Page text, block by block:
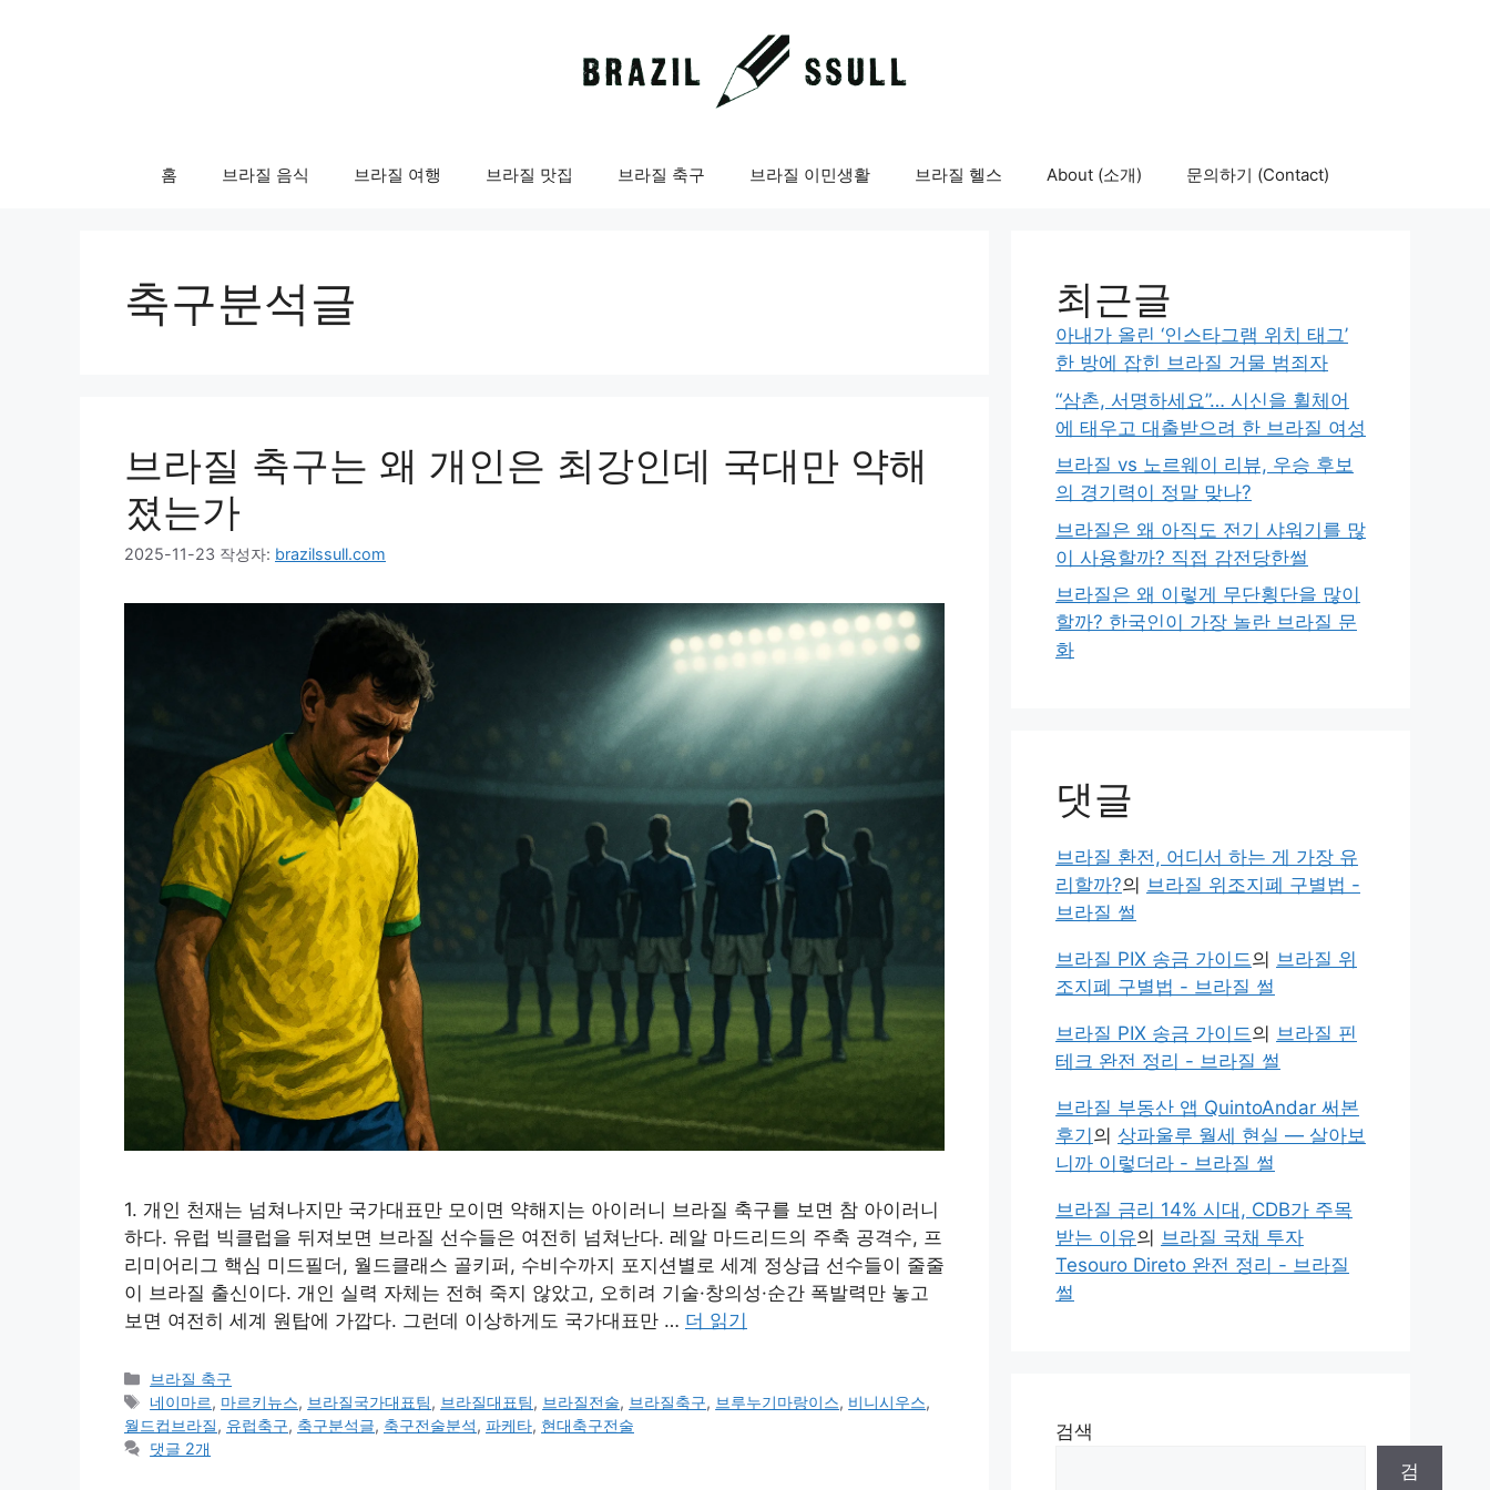
홈 브라질 음식 브라질 여행 브라질 맛집 브라질 축구 브라질 이민생활 브라질 헬스 About (소개) 문의하기 (Contact)
축구분석글
브라질 축구는 왜 개인은 최강인데 국대만 약해
졌는가
2025-11-23 작성자: brazilssull.com
1. 개인 천재는 넘쳐나지만 국가대표만 모이면 약해지는 아이러니 브라질 축구를 보면 참 아이러니
하다. 유럽 빅클럽을 뒤져보면 브라질 선수들은 여전히 넘쳐난다. 레알 마드리드의 주축 공격수, 프
리미어리그 핵심 미드필더, 월드클래스 골키퍼, 수비수까지 포지션별로 세계 정상급 선수들이 줄줄
이 브라질 출신이다. 개인 실력 자체는 전혀 죽지 않았고, 오히려 기술·창의성·순간 폭발력만 놓고
보면 여전히 세계 원탑에 가깝다. 그런데 이상하게도 국가대표만 … 더 읽기
카
테
고
리
브라질 축구
태
그
네이마르, 마르키뉴스, 브라질국가대표팀, 브라질대표팀, 브라질전술, 브라질축구, 브루누기마랑이스, 비니시우스,
월드컵브라질, 유럽축구, 축구분석글, 축구전술분석, 파케타, 현대축구전술
댓글 2개
최근글
아내가 올린 ‘인스타그램 위치 태그’
한 방에 잡힌 브라질 거물 범죄자
“삼촌, 서명하세요”… 시신을 휠체어
에 태우고 대출받으려 한 브라질 여성
브라질 vs 노르웨이 리뷰, 우승 후보
의 경기력이 정말 맞나?
브라질은 왜 아직도 전기 샤워기를 많
이 사용할까? 직접 감전당한썰
브라질은 왜 이렇게 무단횡단을 많이
할까? 한국인이 가장 놀란 브라질 문
화
댓글
브라질 환전, 어디서 하는 게 가장 유
리할까?의 브라질 위조지폐 구별법 -
브라질 썰
브라질 PIX 송금 가이드의 브라질 위
조지폐 구별법 - 브라질 썰
브라질 PIX 송금 가이드의 브라질 핀
테크 완전 정리 - 브라질 썰
브라질 부동산 앱 QuintoAndar 써본
후기 의 상파울루 월세 현실 — 살아보
니까 이렇더라 - 브라질 썰
브라질 금리 14% 시대, CDB가 주목
받는 이유의 브라질 국채 투자
Tesouro Direto 완전 정리 - 브라질
썰
검색
검